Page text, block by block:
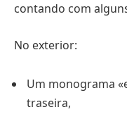
contando com
No exterior:
Um monograma
traseira,